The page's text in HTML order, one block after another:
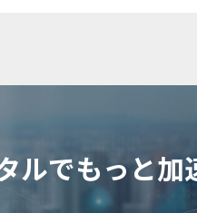
ルでもっと加